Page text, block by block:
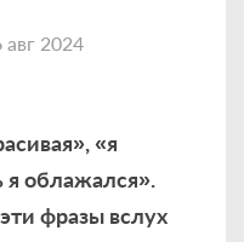
авг 2024
«я
облажался».
фразы вслух